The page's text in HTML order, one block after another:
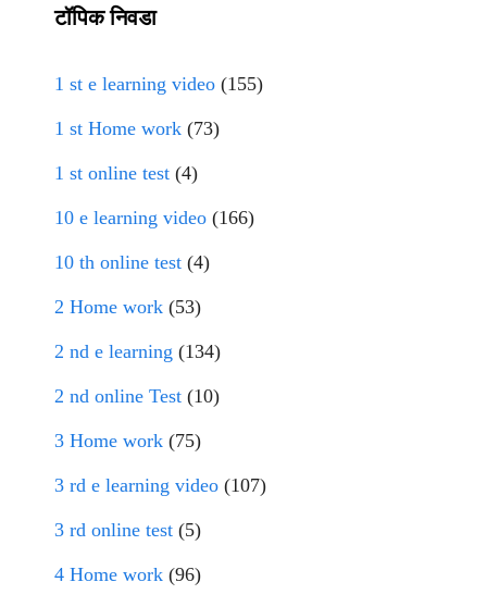
टॉपिक निवडा
1 st e learning video (155)
1 st Home work (73)
1 st online test (4)
10 e learning video (166)
10 th online test (4)
2 Home work (53)
2 nd e learning (134)
2 nd online Test (10)
3 Home work (75)
3 rd e learning video (107)
3 rd online test (5)
4 Home work (96)